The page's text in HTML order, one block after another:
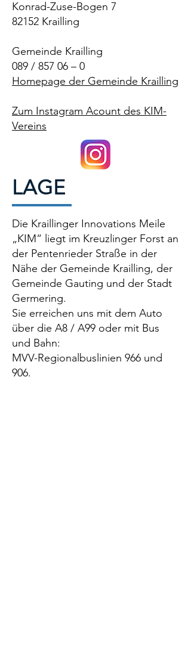
Konrad-Zuse-Bogen 7
82152 Krailling
Gemeinde Krailling
089 / 857 06 – 0
Homepage der Gemeinde Krailling
Zum Instagram Acount des KIM-
Vereins
LAGE
Die Kraillinger Innovations Meile
„KIM“ liegt im Kreuzlinger Forst an
der Pentenrieder Straße in der
Nähe der Gemeinde Krailling, der
Gemeinde Gauting und der Stadt
Germering.
Sie erreichen uns mit dem Auto
über die A8 / A99 oder mit Bus
und Bahn:
MVV-Regionalbuslinien 966 und
906.